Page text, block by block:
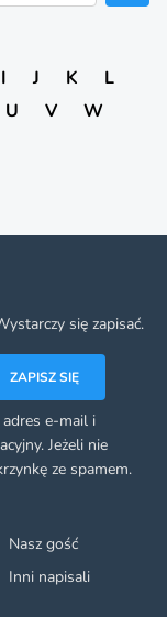
I J K
L
U V
W
Nasz gość
Inni napisali
się zapisać.
ZAPISZ SIĘ
e-mail i
Jeżeli nie
ze spamem.